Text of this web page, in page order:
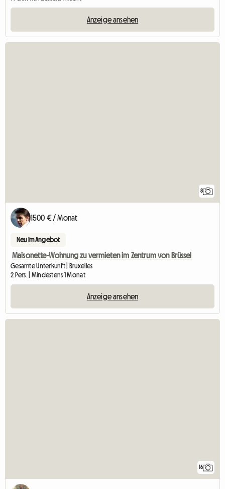
Anzeige ansehen
8
1500 € / Monat
Neu im Angebot
Maisonette-Wohnung zu vermieten im Zentrum von Brüssel
Gesamte Unterkunft | Bruxelles
2 Pers. | Mindestens 1 Monat
Anzeige ansehen
16